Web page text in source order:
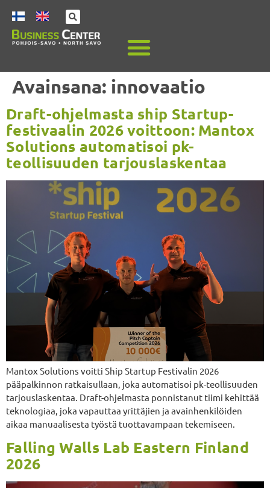
Avainsana: innovaatio
Draft-ohjelmasta ship Startup-
festivaalin 2026 voittoon: Mantox
Solutions automatisoi pk-
teollisuuden tarjouslaskentaa
Mantox Solutions voitti Ship Startup Festivalin 2026
pääpalkinnon ratkaisullaan, joka automatisoi pk-teollisuuden
tarjouslaskentaa. Draft-ohjelmasta ponnistanut tiimi kehittää
teknologiaa, joka vapauttaa yrittäjien ja avainhenkilöiden
aikaa manuaalisesta työstä tuottavampaan tekemiseen.
Falling Walls Lab Eastern Finland
2026